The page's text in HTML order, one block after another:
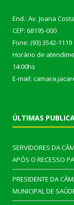
End.: Av. Joana
CEP: 68195-000
Fone: (93) 3542-1119
Horário de
14:00hs
E-mail:
ÚLTIMAS
SERVIDORES DA
APÓS O RECESSO
PRESIDENTE DA
MUNICIPAL DE